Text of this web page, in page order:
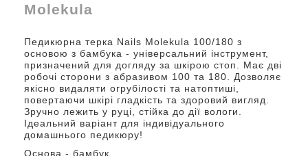
Molekula
Педикюрна терка Nails Molekula 100/180 з
основою з бамбука - універсальний інструмент,
призначений для догляду за шкірою стоп. Має дві
робочі сторони з абразивом 100 та 180. Дозволяє
якісно видаляти огрубілості та натоптиші,
повертаючи шкірі гладкість та здоровий вигляд.
Зручно лежить у руці, стійка до дії вологи.
Ідеальний варіант для індивідуального
домашнього педикюру!
Основа - бамбук.